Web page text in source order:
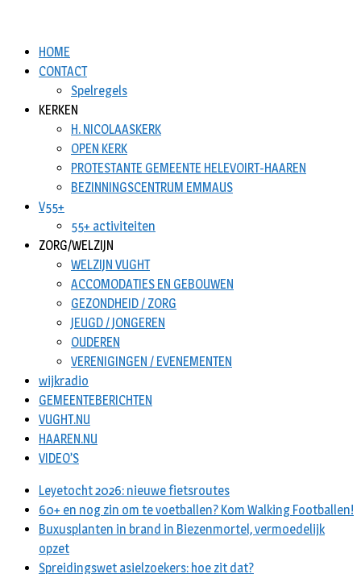
HOME
CONTACT
Spelregels
KERKEN
H. NICOLAASKERK
OPEN KERK
PROTESTANTE GEMEENTE HELEVOIRT-HAAREN
BEZINNINGSCENTRUM EMMAUS
V55+
55+ activiteiten
ZORG/WELZIJN
WELZIJN VUGHT
ACCOMODATIES EN GEBOUWEN
GEZONDHEID / ZORG
JEUGD / JONGEREN
OUDEREN
VERENIGINGEN / EVENEMENTEN
wijkradio
GEMEENTEBERICHTEN
VUGHT.NU
HAAREN.NU
VIDEO’S
Leyetocht 2026: nieuwe fietsroutes
60+ en nog zin om te voetballen? Kom Walking Footballen!
Buxusplanten in brand in Biezenmortel, vermoedelijk
opzet
Spreidingswet asielzoekers: hoe zit dat?